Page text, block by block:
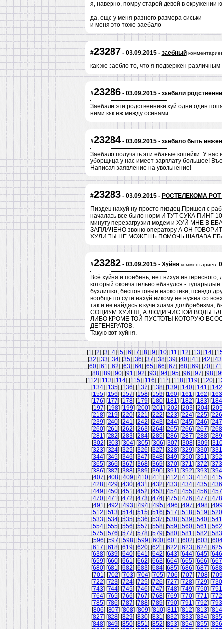
я, наверно, помру старой девой в окружении
да, еще у меня разного размера сиськи
и меня это тоже заебало
#23287 - 03.09.2015 - заебный
как же заебло то, что я подвержен различным
#23286- 03.09.2015 - заебали
Заебали эти родственники хуй одни один
ними как еж между осинами
#23284- 03.09.2015 - заебало быть
Заебало получать эти ебаные копейки. У
уборщица у нас имеет зарплату большое!
Написал заявление на увольнение!
#23283- 03.09.2015 - РОСТЕЛЕКОМА РОТ
Пиздец нахуй ну просто пиздец.Пришел с
началась все было норм И ТУТ СУКА ПИНГ
минуту перезагрузил модем и ХУЙ МНЕ В
ЗАПЛАЧЕНО звоню оператору А ОН
ХУЛИ ТЫ НЕ МОЖЕШЬ ПОМОЧЬ ШАЛАВА
#23282- 03.09.2015 - Хуйня комментариев: 0
Всё хуйня и поебень, нет нихуя
который окончательно ебанулся -
бухлишко, беспонтовые наркотики, псевдо
вообще по сути нахуй никому не нужна со
так и не найдясь в куче хлама долбоебизма,
СОЦИУМ ХУЙНЯ, А ЛЮДИ ЧИСТОЙ ВОДЫ
ЛИБО КРОМЕ ТОЙ ПУСТОТЫ КОТОРУЮ
ДЕГЕНЕРАТОВ.
Такую вот хуйня.
[1] [2] [3] [4] [5] [6] [7] [8] [9] [10] [11] [12] [13] [14] [
[32] [33] [34] [35] [36] [37] [38] [39] [40] [41] [42] [43
[60] [61] [62] [63] [64] [65] [66] [67] [68] [69] [70] [71
[88] [89] [90] [91] [92] [93] [94] [95] [96] [97] [98] [
[112] [113] [114] [115] [116] [117] [118] [119] [120] [
[134] [135] [136] [137] [138] [139] [140] [141] [142
[155] [156] [157] [158] [159] [160] [161] [162] [163
[176] [177] [178] [179] [180] [181] [182] [183] [184
[197] [198] [199] [200] [201] [202] [203] [204] [205
[218] [219] [220] [221] [222] [223] [224] [225] [226
[239] [240] [241] [242] [243] [244] [245] [246] [247
[260] [261] [262] [263] [264] [265] [266] [267] [268
[281] [282] [283] [284] [285] [286] [287] [288] [289
[302] [303] [304] [305] [306] [307] [308] [309] [310
[323] [324] [325] [326] [327] [328] [329] [330] [331
[344] [345] [346] [347] [348] [349] [350] [351] [352
[365] [366] [367] [368] [369] [370] [371] [372] [373
[386] [387] [388] [389] [390] [391] [392] [393] [394
[407] [408] [409] [410] [411] [412] [413] [414] [415
[428] [429] [430] [431] [432] [433] [434] [435] [436
[449] [450] [451] [452] [453] [454] [455] [456] [457
[470] [471] [472] [473] [474] [475] [476] [477] [478
[491] [492] [493] [494] [495] [496] [497] [498] [499
[512] [513] [514] [515] [516] [517] [518] [519] [520
[533] [534] [535] [536] [537] [538] [539] [540] [541
[554] [555] [556] [557] [558] [559] [560] [561] [562
[575] [576] [577] [578] [579] [580] [581] [582] [583
[596] [597] [598] [599] [600] [601] [602] [603] [604
[617] [618] [619] [620] [621] [622] [623] [624] [625
[638] [639] [640] [641] [642] [643] [644] [645] [646
[659] [660] [661] [662] [663] [664] [665] [666] [667
[680] [681] [682] [683] [684] [685] [686] [687] [688
[701] [702] [703] [704] [705] [706] [707] [708] [709
[722] [723] [724] [725] [726] [727] [728] [729] [730
[743] [744] [745] [746] [747] [748] [749] [750] [751
[764] [765] [766] [767] [768] [769] [770] [771] [772
[785] [786] [787] [788] [789] [790] [791] [792] [793
[806] [807] [808] [809] [810] [811] [812] [813] [814
[827] [828] [829] [830] [831] [832] [833] [834] [835
[848] [849] [850] [851] [852] [853] [854] [855] [856